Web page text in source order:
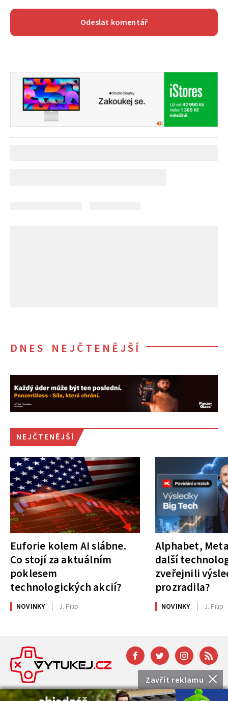
Zavřít reklamu
DNES NEJČTENĚJŠÍ
NEJČTENĚJŠÍ
Euforie kolem AI slábne.
Co stojí za aktuálním
poklesem
technologických akcií?
NOVINKY J. Filip
Alphabet,
další
zveřejnili
prozradila?
NOVINKY J. Filip